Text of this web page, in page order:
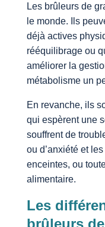
Les brûleurs de
le monde. Ils
déjà actives
rééquilibrage ou
améliorer la
métabolisme un
En revanche, ils
qui espèrent une
souffrent de
ou d’anxiété et
enceintes, ou
alimentaire.
Les
brûleurs